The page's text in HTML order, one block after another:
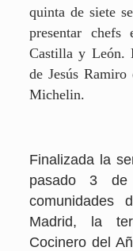
quinta de siete
presentar
Castilla y León.
de Jesús
Michelin.
Finalizada la
pasado 3 de
Madrid, la
Cocinero del